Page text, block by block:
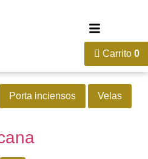
Carrito 0
Porta inciensos Velas